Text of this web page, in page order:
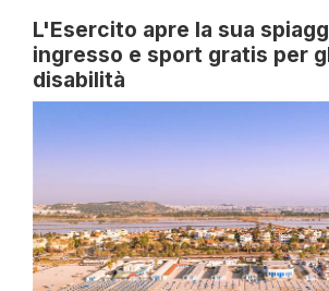
L'Esercito apre la sua
ingresso e sport gratis per
disabilità